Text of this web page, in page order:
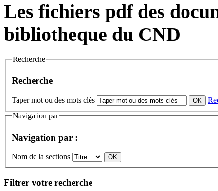
Les fichiers pdf des
bibliotheque du CND
Recherche
Recherche
Taper mot ou des mots clès
Navigation par
Navigation par :
Nom de la sections
Filtrer votre recherche